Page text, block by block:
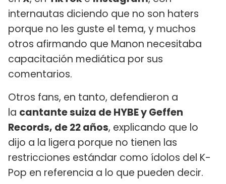
internautas diciendo que no son haters
porque no les guste el tema, y muchos
otros afirmando que Manon necesitaba
capacitación mediática por sus
comentarios.
Otros fans, en tanto, defendieron a
la cantante suiza de HYBE y Geffen
Records, de 22 años, explicando que lo
dijo a la ligera porque no tienen las
restricciones estándar como ídolos del K-
Pop en referencia a lo que pueden decir.